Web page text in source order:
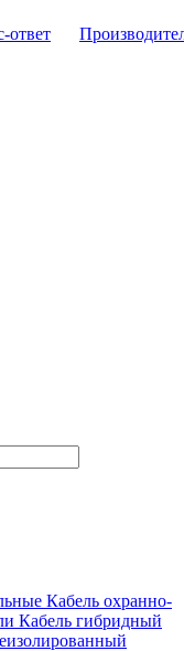
ответ
Кабель охранно-
Кабель гибридный